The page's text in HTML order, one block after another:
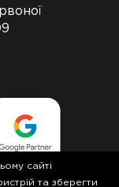
сайті
та зберегти